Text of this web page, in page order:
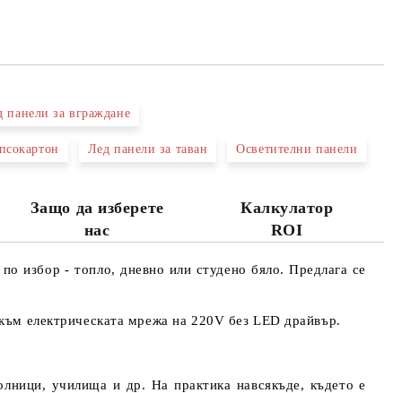
панели за вграждане
Лед панели за таван Осветителни панели
Защо да изберете
нас
Калкулатор
ROI
избор - топло, дневно или студено бяло. Предлага се
електрическата мрежа на 220V без LED драйвър.
училища и др. На практика навсякъде, където е